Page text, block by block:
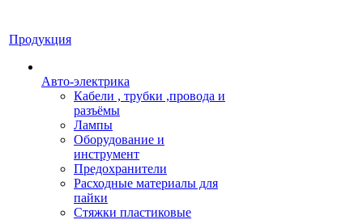
Продукция
Авто-электрика
Кабели , трубки ,провода и
разъёмы
Лампы
Оборудование и
инструмент
Предохранители
Расходные материалы для
пайки
Стяжки пластиковые